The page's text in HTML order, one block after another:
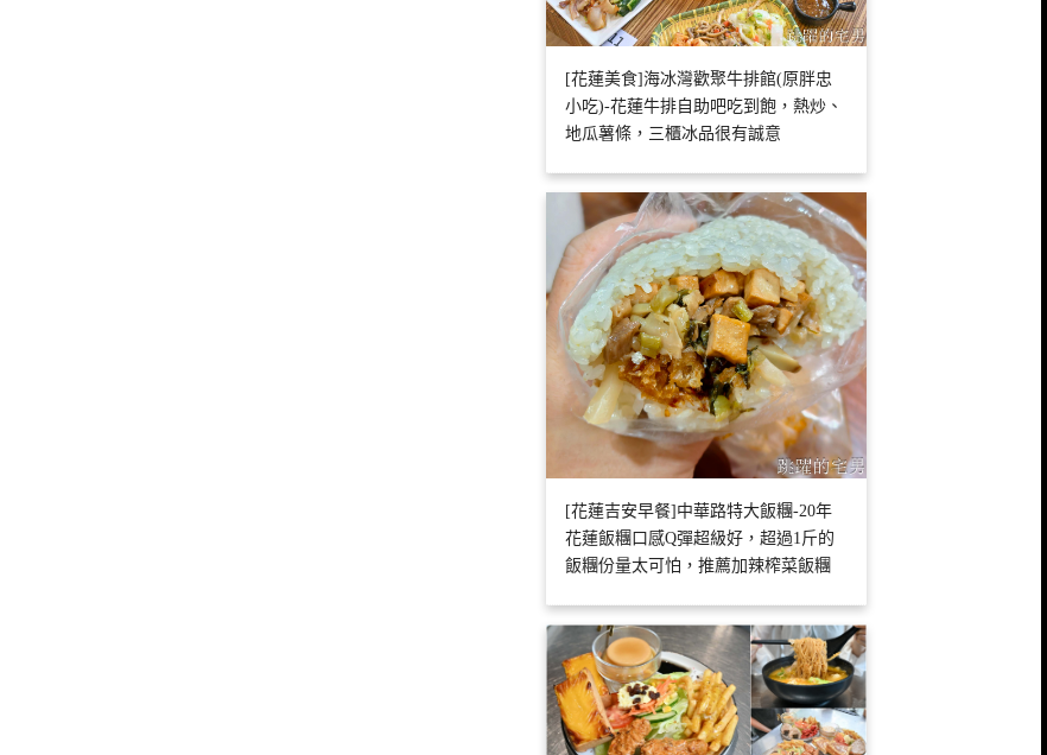
[花蓮美食]海冰灣歡聚牛排館(原胖忠
小吃)-花蓮牛排自助吧吃到飽，熱炒、
地瓜薯條，三櫃冰品很有誠意
[花蓮吉安早餐]中華路特大飯糰-20年
花蓮飯糰口感Q彈超級好，超過1斤的
飯糰份量太可怕，推薦加辣榨菜飯糰